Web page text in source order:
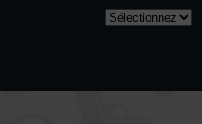
Naviguer dans les